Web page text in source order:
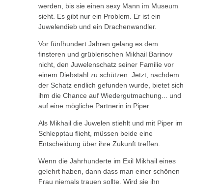
werden, bis sie einen sexy Mann im Museum
sieht. Es gibt nur ein Problem. Er ist ein
Juwelendieb und ein Drachenwandler.
Vor fünfhundert Jahren gelang es dem
finsteren und grüblerischen Mikhail Barinov
nicht, den Juwelenschatz seiner Familie vor
einem Diebstahl zu schützen. Jetzt, nachdem
der Schatz endlich gefunden wurde, bietet sich
ihm die Chance auf Wiedergutmachung... und
auf eine mögliche Partnerin in Piper.
Als Mikhail die Juwelen stiehlt und mit Piper im
Schlepptau flieht, müssen beide eine
Entscheidung über ihre Zukunft treffen.
Wenn die Jahrhunderte im Exil Mikhail eines
gelehrt haben, dann dass man einer schönen
Frau niemals trauen sollte. Wird sie ihn